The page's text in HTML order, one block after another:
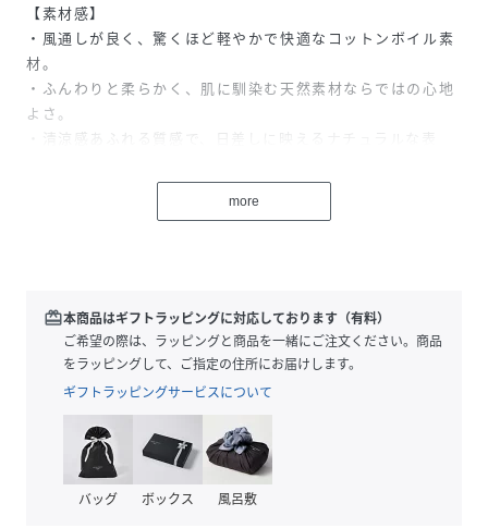
【素材感】
・風通しが良く、驚くほど軽やかで快適なコットンボイル素
材。
・ふんわりと柔らかく、肌に馴染む天然素材ならではの心地
よさ。
・清涼感あふれる質感で、日差しに映えるナチュラルな表
ゴム。
・自分好みのフィット感に調整できる、ドロスト紐の機能的
な仕様。
【カラー】
・合わせやすく汎用性の高い、クリーンなオフとブラックの
more
redeem本商品はギフトラッピングに対応しております（有料）
ご希望の際は、ラッピングと商品を一緒にご注文ください。商品
をラッピングして、ご指定の住所にお届けします。
ギフトラッピングサービスについて
バッグ ボックス 風呂敷